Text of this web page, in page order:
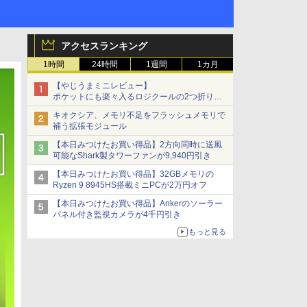
アクセスランキング
1時間 24時間 1週間 1カ月
【やじうまミニレビュー】
ポケットにも楽々入るロジクールの2つ折りマ
ウス「Mobi Fold」。その気になるギミックと
は？
キオクシア、メモリ不足をフラッシュメモリで
補う拡張モジュール
【本日みつけたお買い得品】2方向同時に送風
可能なShark製タワーファンが9,940円引き
【本日みつけたお買い得品】32GBメモリの
Ryzen 9 8945HS搭載ミニPCが2万円オフ
【本日みつけたお買い得品】Ankerのソーラー
パネル付き監視カメラが4千円引き
もっと見る